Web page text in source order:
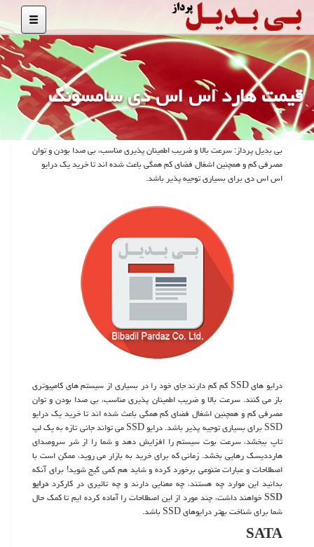
قیمت هارد اس اس دی سامسونگ
بی بدیل پرداز: سرعت بالا و ضریب اطمینان پذیری مناسب، بی صدا بودن و توان
مصرفی كم و همچنین اشغال فضای كم همگی باعث شده اند تا خرید یك درایو
اس اس دی برای بسیاری توجیه پذیر باشد.
درایو های SSD کم کم دارند جای خود را در بسیاری از سیستم های کامپیوتری
باز می کنند. سرعت بالا و ضریب اطمینان پذیری مناسب، بی صدا بودن و توان
مصرفی کم و همچنین اشغال فضای کم همگی باعث شده اند تا خرید یک درایو
SSD برای بسیاری توجیه پذیر باشد. درایو SSD می تواند جانی تازه به یک لپ
تاپ ببخشد، سرعت بوت سیستم را افزایش دهد و شما را از شر سروصدای
هارددیسک رهایی بخشد. زمانی که برای خرید به بازار می روید، ممکن است با
اصطلاحات و عبارات متنوعی برخورد کرده و شاید هم کمی گیج شوید! برای آنکه
بدانید این موارد چه هستند، چه معنایی دارند و چه تاثیری در کارکرددرایو
SSDخواهند داشت، چند مورد از این اصطلاحات را آماده کرده ایم تا کمک حال
شما برای شناخت بهتر درایوهای SSD باشد.
SATA